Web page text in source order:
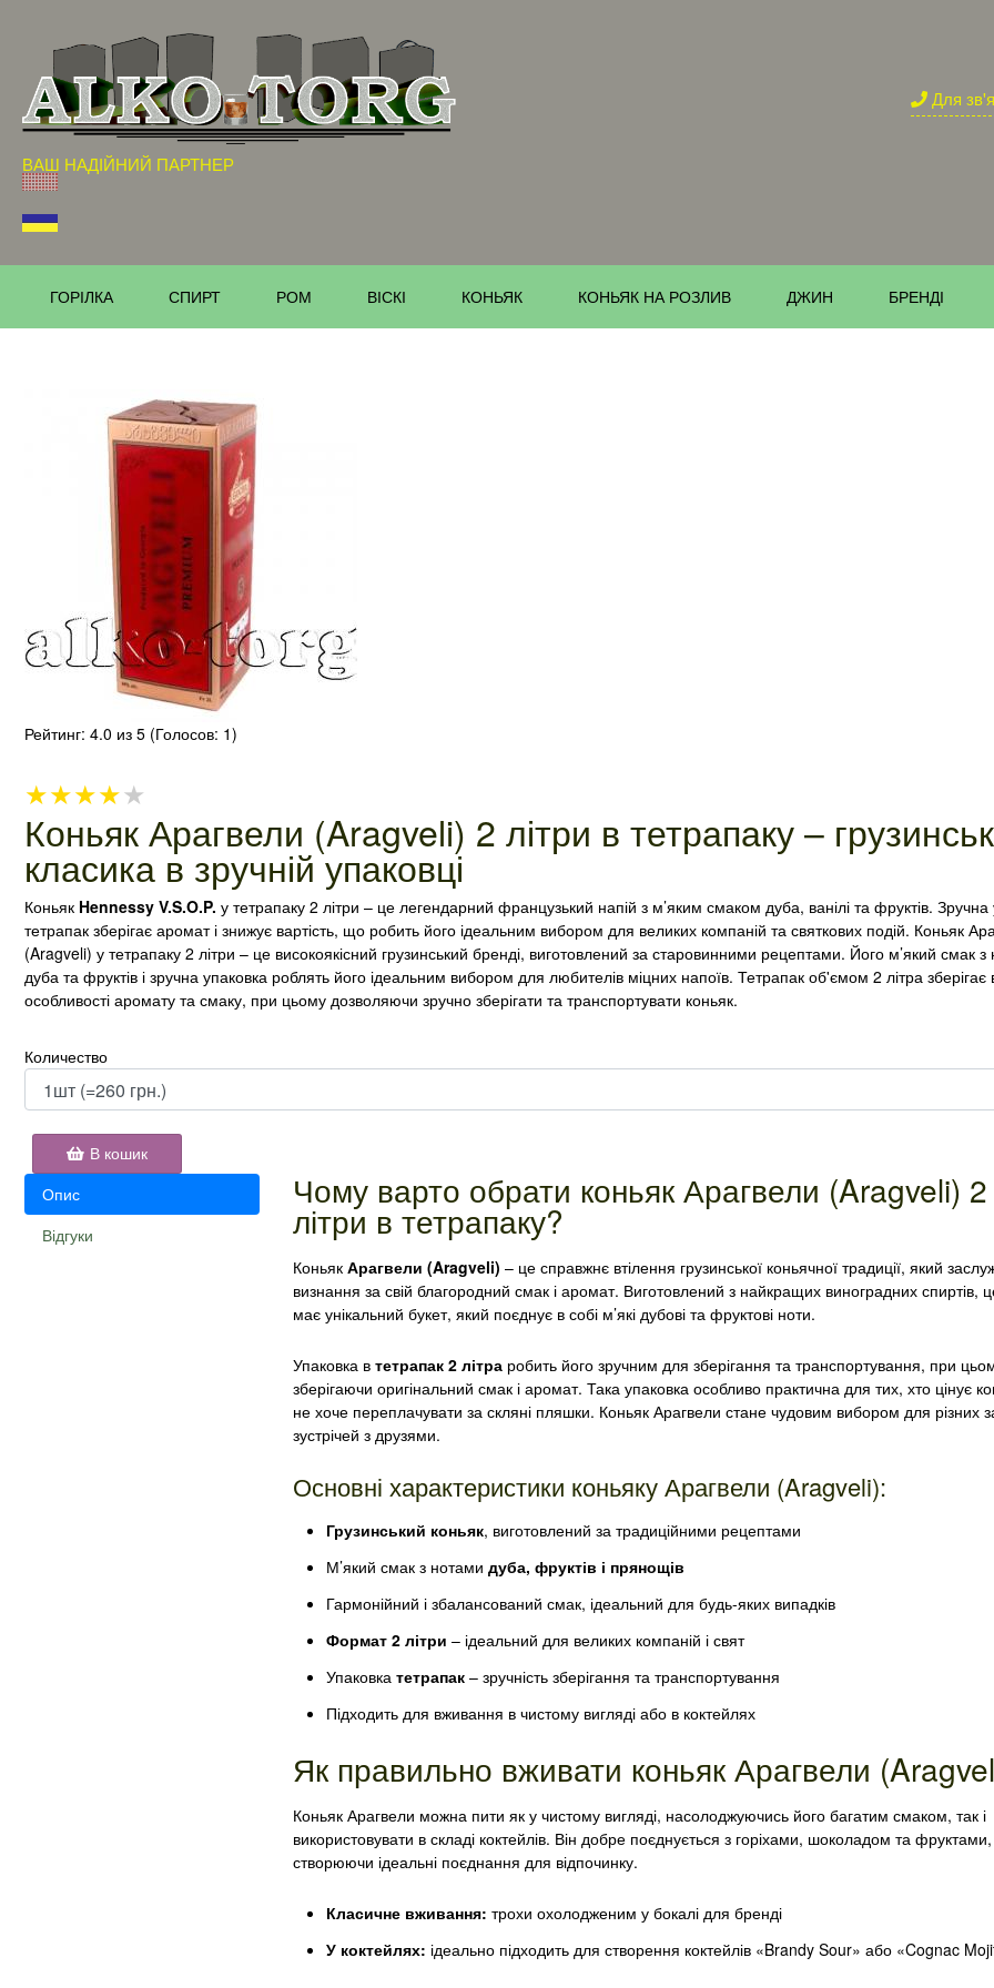
ВАШ НАДІЙНИЙ ПАРТНЕР
Для
ГОРІЛКА СПИРТ РОМ ВІСКІ КОНЬЯК КОНЬЯК НА РОЗЛИВ ДЖИН БРЕНДІ
Рейтинг: 4.0 из 5 (Голосов: 1)
★★★★★
Коньяк Арагвели (Aragveli) 2 літри в тетрапаку –
класика в зручній упаковці
Коньяк Hennessy V.S.O.P. у тетрапаку 2 літри – це легендарний французький напій з м’яким смаком дуба, ванілі та фруктів. Зручна
тетрапак зберігає аромат і знижує вартість, що робить його ідеальним вибором для великих компаній та святкових подій. Коньяк
(Aragveli) у тетрапаку 2 літри – це високоякісний грузинський бренді, виготовлений за старовинними рецептами. Його м’який смак з
дуба та фруктів і зручна упаковка роблять його ідеальним вибором для любителів міцних напоїв. Тетрапак об'ємом 2 літра зберігає
особливості аромату та смаку, при цьому дозволяючи зручно зберігати та транспортувати коньяк.
Количество
В кошик
Опис
Відгуки
Чому варто обрати коньяк Арагвели (Aragveli) 2
літри в тетрапаку?
КоньякАрагвели (Aragveli) – це справжнє втілення грузинської коньячної традиції, який
визнання за свій благородний смак і аромат. Виготовлений з найкращих виноградних спиртів,
має унікальний букет, який поєднує в собі м’які дубові та фруктові ноти.
Упаковка втетрапак 2 літра робить його зручним для зберігання та транспортування, при
зберігаючи оригінальний смак і аромат. Така упаковка особливо практична для тих, хто цінує
не хоче переплачувати за скляні пляшки. Коньяк Арагвели стане чудовим вибором для різних
зустрічей з друзями.
Основні характеристики коньяку Арагвели (Aragveli):
Грузинський коньяк, виготовлений за традиційними рецептами
М’який смак з нотамидуба, фруктів і прянощів
Гармонійний і збалансований смак, ідеальний для будь-яких випадків
Формат 2 літри – ідеальний для великих компаній і свят
Упаковкатетрапак – зручність зберігання та транспортування
Підходить для вживання в чистому вигляді або в коктейлях
Як правильно вживати коньяк Арагвели
Коньяк Арагвели можна пити як у чистому вигляді, насолоджуючись його багатим смаком, так і
використовувати в складі коктейлів. Він добре поєднується з горіхами, шоколадом та фруктами,
створюючи ідеальні поєднання для відпочинку.
Класичне вживання: трохи охолодженим у бокалі для бренді
У коктейлях: ідеально підходить для створення коктейлів «Brandy Sour» або «Cognac